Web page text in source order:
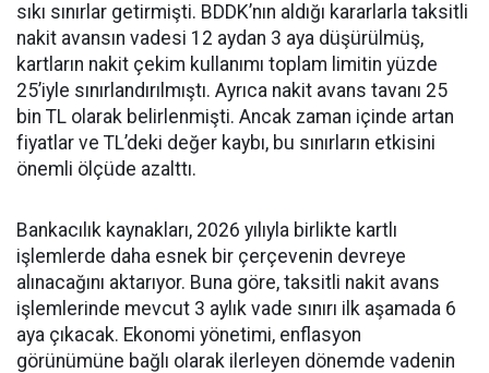
sıkı sınırlar getirmişti. BDDK’nın aldığı kararlarla taksitli
nakit avansın vadesi 12 aydan 3 aya düşürülmüş,
kartların nakit çekim kullanımı toplam limitin yüzde
25’iyle sınırlandırılmıştı. Ayrıca nakit avans tavanı 25
bin TL olarak belirlenmişti. Ancak zaman içinde artan
fiyatlar ve TL’deki değer kaybı, bu sınırların etkisini
önemli ölçüde azalttı.
Bankacılık kaynakları, 2026 yılıyla birlikte kartlı
işlemlerde daha esnek bir çerçevenin devreye
alınacağını aktarıyor. Buna göre, taksitli nakit avans
işlemlerinde mevcut 3 aylık vade sınırı ilk aşamada 6
aya çıkacak. Ekonomi yönetimi, enflasyon
görünümüne bağlı olarak ilerleyen dönemde vadenin